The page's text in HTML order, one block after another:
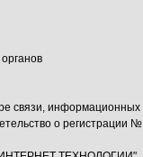
связи, информационных
о регистрации №